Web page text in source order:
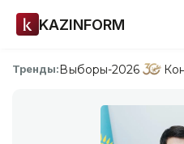
KAZINFORM
Тренды:Выборы-2026